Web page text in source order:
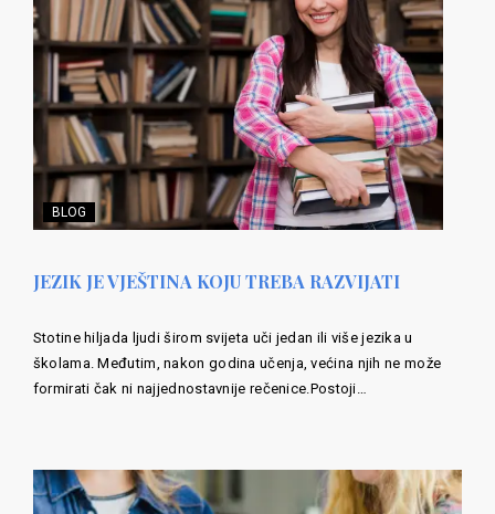
BLOG
JEZIK JE VJEŠTINA KOJU TREBA RAZVIJATI
Stotine hiljada ljudi širom svijeta uči jedan ili više jezika u
školama. Međutim, nakon godina učenja, većina njih ne može
formirati čak ni najjednostavnije rečenice.Postoji…